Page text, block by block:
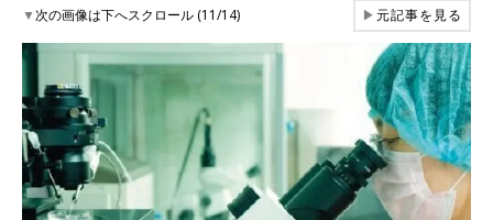
▼次の画像は下へスクロール (11/14) ▶元記事を見る